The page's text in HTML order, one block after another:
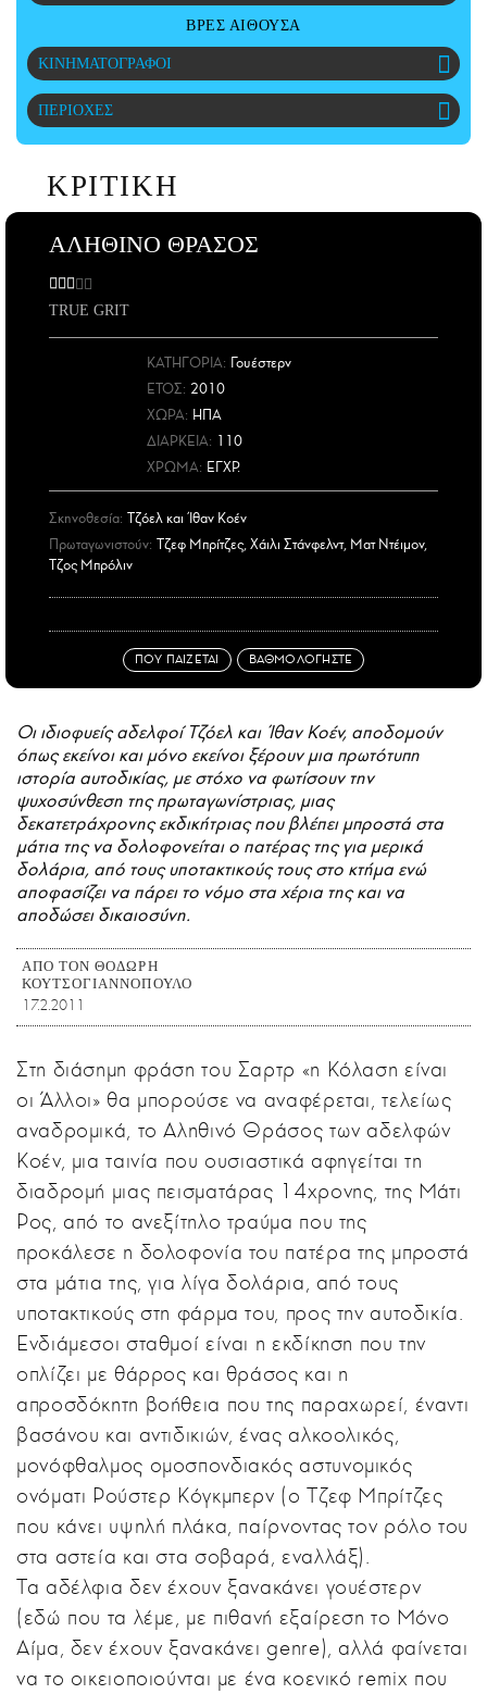
ΑΜΠΑ
PRINT
ΒΡΕΣ ΑΙΘΟΥΣΑ
ΚΙΝΗΜΑΤΟΓΡΑΦΟΙ
ΠΕΡΙΟΧΕΣ
ΚΡΙΤΙΚΗ
ΑΛΗΘΙΝΟ ΘΡΑΣΟΣ
TRUE GRIT
ΚΑΤΗΓΟΡΙΑ: Γουέστερν
ΕΤΟΣ: 2010
ΧΩΡΑ: ΗΠΑ
ΔΙΑΡΚΕΙΑ: 110
ΧΡΩΜΑ: ΕΓΧΡ.
Σκηνοθεσία: Τζόελ και Ίθαν Κοέν
Πρωταγωνιστούν: Τζεφ Μπρίτζες, Χάιλι Στάνφελντ, Ματ Ντέιμον,
Τζος Μπρόλιν
ΠΟΥ ΠΑΙΖΕΤΑΙ ΒΑΘΜΟΛΟΓΗΣΤΕ
Οι ιδιοφυείς αδελφοί Τζόελ και Ίθαν Κοέν, αποδομούν
όπως εκείνοι και μόνο εκείνοι ξέρουν μια πρωτότυπη
ιστορία αυτοδικίας, με στόχο να φωτίσουν την
ψυχοσύνθεση της πρωταγωνίστριας, μιας
δεκατετράχρονης εκδικήτριας που βλέπει μπροστά στα
μάτια της να δολοφονείται ο πατέρας της για μερικά
δολάρια, από τους υποτακτικούς τους στο κτήμα ενώ
αποφασίζει να πάρει το νόμο στα χέρια της και να
αποδώσει δικαιοσύνη.
ΑΠΟ ΤΟΝ ΘΟΔΩΡΗ
ΚΟΥΤΣΟΓΙΑΝΝΟΠΟΥΛΟ
17.2.2011
Στη διάσημη φράση του Σαρτρ «η Κόλαση είναι
οι Άλλοι» θα μπορούσε να αναφέρεται, τελείως
αναδρομικά, το Αληθινό Θράσος των αδελφών
Κοέν, μια ταινία που ουσιαστικά αφηγείται τη
διαδρομή μιας πεισματάρας 14χρονης, της Μάτι
Ρος, από το ανεξίτηλο τραύμα που της
προκάλεσε η δολοφονία του πατέρα της μπροστά
στα μάτια της, για λίγα δολάρια, από τους
υποτακτικούς στη φάρμα του, προς την αυτοδικία.
Ενδιάμεσοι σταθμοί είναι η εκδίκηση που την
οπλίζει με θάρρος και θράσος και η
απροσδόκητη βοήθεια που της παραχωρεί, έναντι
βασάνου και αντιδικιών, ένας αλκοολικός,
μονόφθαλμος ομοσπονδιακός αστυνομικός
ονόματι Ρούστερ Κόγκμπερν (ο Τζεφ Μπρίτζες
που κάνει υψηλή πλάκα, παίρνοντας τον ρόλο του
στα αστεία και στα σοβαρά, εναλλάξ).
Τα αδέλφια δεν έχουν ξανακάνει γουέστερν
(εδώ που τα λέμε, με πιθανή εξαίρεση το Μόνο
Αίμα, δεν έχουν ξανακάνει genre), αλλά φαίνεται
να το οικειοποιούνται με ένα κοενικό remix που